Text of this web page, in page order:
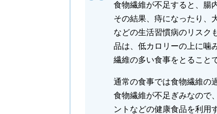
食物繊維が不足すると、腸
その結果、痔になったり、
などの生活習慣病のリスク
品は、低カロリーの上に噛
繊維の多い食事をとること
通常の食事では食物繊維の
食物繊維が不足ぎみなので
ントなどの健康食品を利用